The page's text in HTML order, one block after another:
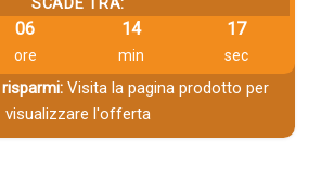
SCADE TRA:
06
ore
14
min
16
sec
Visita la pagina prodotto per
visualizzare l'offerta